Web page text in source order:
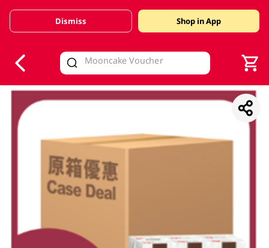
Valid Until 30 June 2026
Dismiss Shop in App